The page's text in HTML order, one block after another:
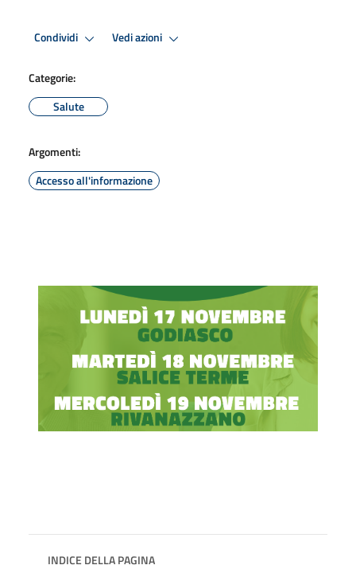
Condividi Vedi azioni
Categorie:
Salute
Argomenti:
Accesso all'informazione
INDICE DELLA PAGINA